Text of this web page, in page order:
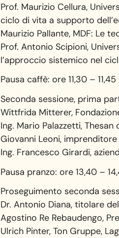
Prof. Maurizio Cellura,
ciclo di vita a supporto
Maurizio Pallante, MDF: Le
Prof. Antonio Scipioni,
l’approccio sistemico nel
Pausa caffè: ore 11,30 – 11,45
Seconda sessione, prima
Wittfrida Mitterer,
Ing. Mario Palazzetti, Thesan
Giovanni Leoni,
Ing. Francesco Girardi,
Pausa pranzo: ore 13,40 –
Proseguimento seconda
Dr. Antonio Diana, titolare
Agostino Re Rebaudengo,
Ulrich Pinter, Ton Gruppe,